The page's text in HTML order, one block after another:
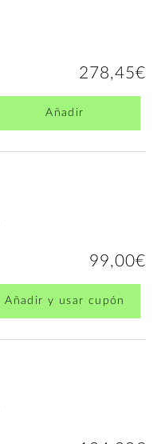
278,45€
Añadir
99,00€
Añadir y usar cupón